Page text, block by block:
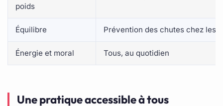
poids
Équilibre Prévention des chutes chez les
Énergie et moral Tous, au quotidien
Une pratique accessible à tous